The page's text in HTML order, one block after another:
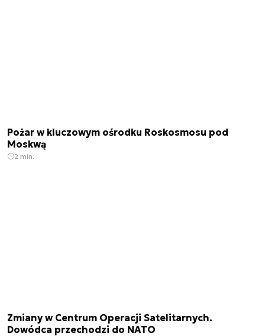
Pożar w kluczowym ośrodku Roskosmosu pod
Moskwą
2 min.
Zmiany w Centrum Operacji Satelitarnych.
Dowódca przechodzi do NATO